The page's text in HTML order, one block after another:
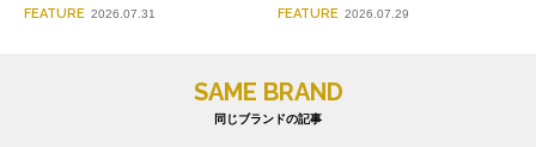
FEATURE 2026.07.31 FEATURE 2026.07.29
SAME BRAND
同じブランドの記事